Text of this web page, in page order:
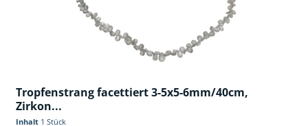
Tropfenstrang facettiert 3-5x5-6mm/40cm,
Zirkon...
Inhalt 1 Stück